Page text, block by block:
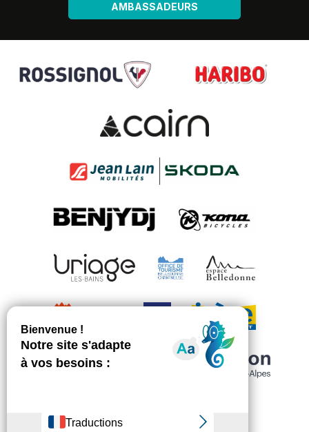
AMBASSADEURS